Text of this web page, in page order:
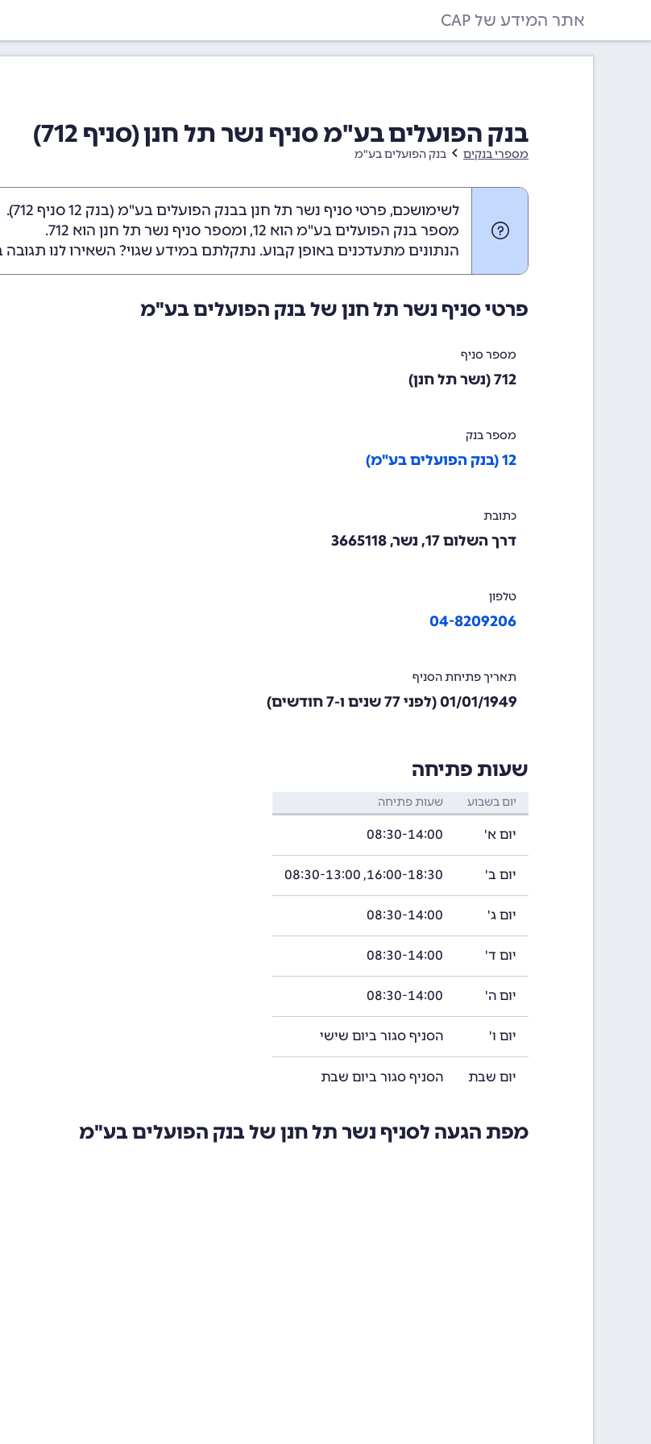
אתר המידע של CAP
בנק הפועלים בע"מ סניף נשר תל חנן (סניף 712)
מספרי בנקים בנק הפועלים בע"מ
לשימושכם, פרטי סניף נשר תל חנן בבנק הפועלים בע"מ (בנק 12
סניף 712).
מספר בנק הפועלים בע"מ הוא 12
, ומספר סניף נשר תל חנן הוא 712.
הנתונים מתעדכנים באופן קבוע. נתקלתם במידע שגוי? השאירו לנו
פרטי סניף נשר תל חנן של בנק הפועלים בע"מ
מספר סניף
712 (נשר תל חנן)
מספר בנק
12 (בנק הפועלים בע"מ)
כתובת
דרך השלום 17, נשר, 3665118
טלפון
04-8209206
תאריך פתיחת הסניף
01/01/1949(לפני 77 שנים ו-7 חודשים)
שעות פתיחה
יום בשבוע שעות פתיחה
יום א' 08:30-14:00
יום ב' 16:00-18:30, 08:30-13:00
יום ג' 08:30-14:00
יום ד' 08:30-14:00
יום ה' 08:30-14:00
יום ו' הסניף סגור ביום שישי
יום שבת הסניף סגור ביום שבת
מפת הגעה לסניף נשר תל חנן של בנק הפועלים בע"מ